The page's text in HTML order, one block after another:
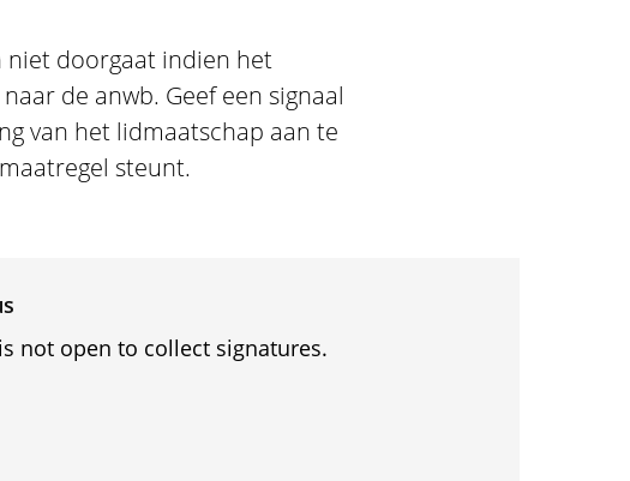
niet doorgaat indien het
de anwb. Geef een signaal
van het lidmaatschap aan te
steunt.
not open to collect signatures.